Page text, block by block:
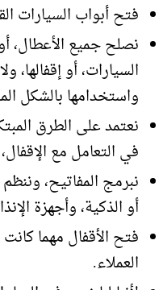
فتح أبواب السيارات
نصلح جميع الأعطال،
السيارات، أو إقفالها،
واستخدامها بالشكل
نعتمد على الطرق
في التعامل مع
نبرمج المفاتيح، وننظم
أو الذكية، وأجهزة
فتح الأقفال مهما كانت
العملاء.